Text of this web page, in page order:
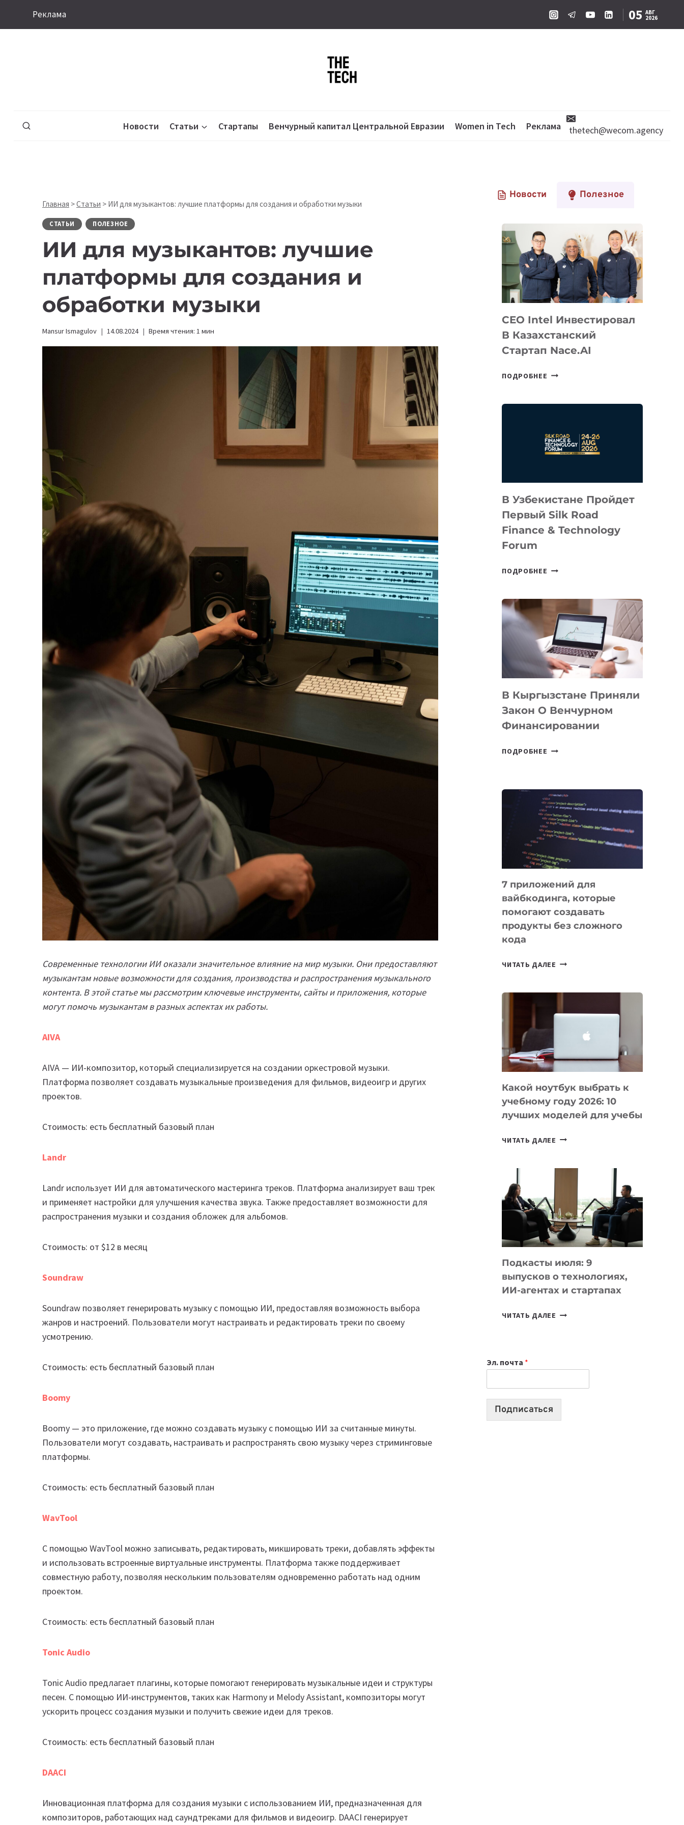
Реклама 05 АВГ
2026
Новости Статьи Стартапы Венчурный капитал Центральной Евразии Women in Tech Реклама thetech@wecom.agency
Главная >Статьи > ИИ для музыкантов: лучшие платформы для создания и обработки музыки
СТАТЬИ ПОЛЕЗНОЕ
ИИ для музыкантов: лучшие
платформы для создания и
обработки музыки
Mansur Ismagulov 14.08.2024 Время чтения: 1 мин
Современные технологии ИИ оказали значительное влияние на мир музыки. Они предоставляют
музыкантам новые возможности для создания, производства и распространения музыкального
контента. В этой статье мы рассмотрим ключевые инструменты, сайты и приложения, которые
могут помочь музыкантам в разных аспектах их работы.
AIVA
AIVA — ИИ-композитор, который специализируется на создании оркестровой музыки.
Платформа позволяет создавать музыкальные произведения для фильмов, видеоигр и других
проектов.
Стоимость: есть бесплатный базовый план
Landr
Landr использует ИИ для автоматического мастеринга треков. Платформа анализирует ваш трек
и применяет настройки для улучшения качества звука. Также предоставляет возможности для
распространения музыки и создания обложек для альбомов.
Стоимость: от $12 в месяц
Soundraw
Soundraw позволяет генерировать музыку с помощью ИИ, предоставляя возможность выбора
жанров и настроений. Пользователи могут настраивать и редактировать треки по своему
усмотрению.
Стоимость: есть бесплатный базовый план
Boomy
Boomy — это приложение, где можно создавать музыку с помощью ИИ за считанные минуты.
Пользователи могут создавать, настраивать и распространять свою музыку через стриминговые
платформы.
Стоимость: есть бесплатный базовый план
WavTool
С помощью WavTool можно записывать, редактировать, микшировать треки, добавлять эффекты
и использовать встроенные виртуальные инструменты. Платформа также поддерживает
совместную работу, позволяя нескольким пользователям одновременно работать над одним
проектом.
Стоимость: есть бесплатный базовый план
Tonic Audio
Tonic Audio предлагает плагины, которые помогают генерировать музыкальные идеи и структуры
песен. С помощью ИИ-инструментов, таких как Harmony и Melody Assistant, композиторы могут
ускорить процесс создания музыки и получить свежие идеи для треков.
Стоимость: есть бесплатный базовый план
DAACI
Инновационная платформа для создания музыки с использованием ИИ, предназначенная для
композиторов, работающих над саундтреками для фильмов и видеоигр. DAACI генерирует
Новости Полезное
CEO Intel Инвестировал
В Казахстанский
Стартап Nace.AI
ПОДРОБНЕЕ CEO
СТАРТАП
NACE.AI
В Узбекистане Пройдет
Первый Silk Road
Finance & Technology
Forum
ПОДРОБНЕЕ
SILK
ROAD
FINANCE
&
TECHNOLOGY
В Кыргызстане Приняли
Закон О Венчурном
Финансировании
ПОДРОБНЕЕ
О
ВЕНЧУРНОМ
ФИНАНСИРОВАНИИ
7 приложений для
вайбкодинга, которые
помогают создавать
продукты без сложного
кода
ЧИТАТЬ ДАЛЕЕ 7
КОТОРЫЕ
СОЗДАВАТЬ
БЕЗ
КОДА
Какой ноутбук выбрать к
учебному году 2026: 10
лучших моделей для учебы
ЧИТАТЬ ДАЛЕЕ КАКОЙ
2026:
10
ЛУЧШИХ
ДЛЯ
УЧЕБЫ
Подкасты июля: 9
выпусков о технологиях,
ИИ-агентах и стартапах
ЧИТАТЬ ДАЛЕЕ ПОДКАСТЫ
ИИ-
АГЕНТАХ
Эл. почта *
Подписаться